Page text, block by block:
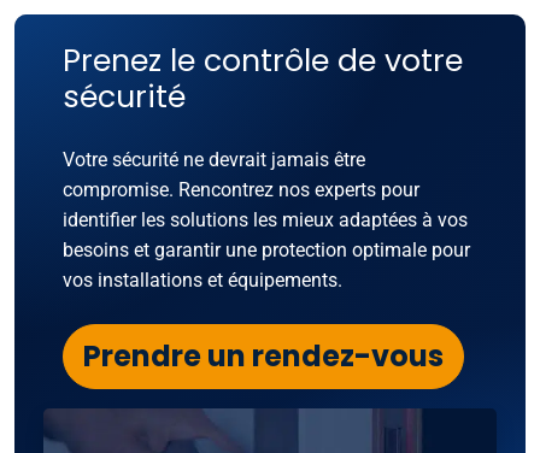
Prenez le contrôle de votre
sécurité
Votre sécurité ne devrait jamais être
compromise. Rencontrez nos experts pour
identifier les solutions les mieux adaptées à vos
besoins et garantir une protection optimale pour
vos installations et équipements.
Prendre un rendez-vous